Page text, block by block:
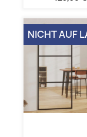
NICHT AUF